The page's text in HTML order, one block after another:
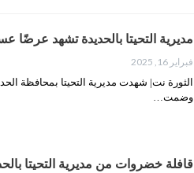
مديرية التحيتا بالحديدة تشهد عرضًا
فبراير 16, 2025
الثورة نت| شهدت مديرية التحيتا بمحافظة
وضمت…
قافلة خضروات من مديرية التحيتا